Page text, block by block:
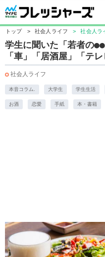
トップ > 社会人ライフ > 社会人ラ
学生に聞いた「若者
「車」「居酒屋」「テ
社会人ライフ
本音コラム. 大学生 学生生活
お酒 恋愛 手紙 本・書籍